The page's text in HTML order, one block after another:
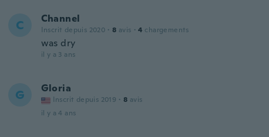
C Channel
Inscrit depuis 2020 · 8 avis · 4 chargements
was dry
il y a 3 ans
G Gloria
Inscrit depuis 2019 · 8 avis
il y a 4 ans